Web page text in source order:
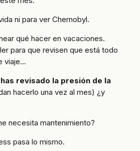
ni para ver Chernobyl.
qué hacer en vacaciones.
para que revisen que está todo
viaje…
revisado la presión de la
hacerlo una vez al mes) ¿y
necesita mantenimiento?
pasa lo mismo.